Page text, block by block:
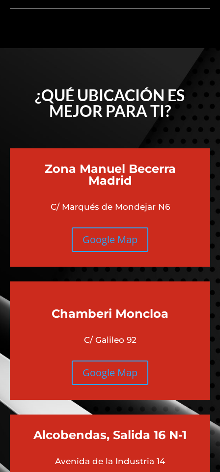
¿QUÉ UBICACIÓN ES
MEJOR PARA TI?
Zona Manuel Becerra
Madrid
C/ Marqués de Mondejar N6
Google Map
Chamberi Moncloa
C/ Galileo 92
Google Map
Alcobendas, Salida 16 N-1
Avenida de la Industria 14